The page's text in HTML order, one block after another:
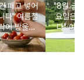
떼고 넣어
다" 여름철
에 방울토
지 그대로
생기는 일
"8월 금
요일은
다" 이
무료로
한 의미